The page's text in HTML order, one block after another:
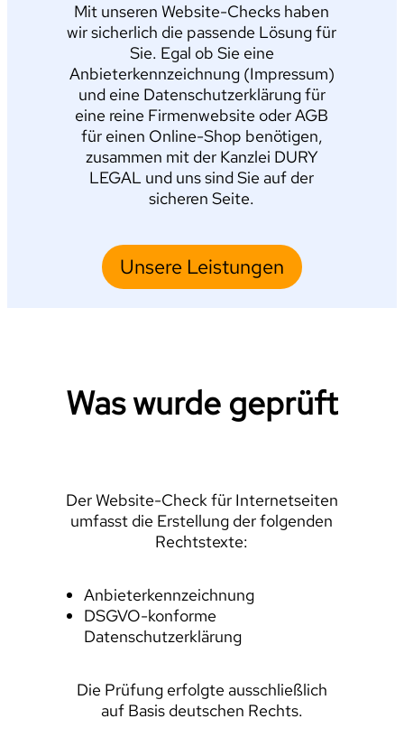
Mit unseren Website-Checks haben
wir sicherlich die passende Lösung für
Sie. Egal ob Sie eine
Anbieterkennzeichnung (Impressum)
und eine Datenschutzerklärung für
eine reine Firmenwebsite oder AGB
für einen Online-Shop benötigen,
zusammen mit der Kanzlei DURY
LEGAL und uns sind Sie auf der
sicheren Seite.
Unsere Leistungen
Was wurde geprüft
Der Website-Check für Internetseiten
umfasst die Erstellung der folgenden
Rechtstexte:
Anbieterkennzeichnung
DSGVO-konforme
Datenschutzerklärung
Die Prüfung erfolgte ausschließlich
auf Basis deutschen Rechts.